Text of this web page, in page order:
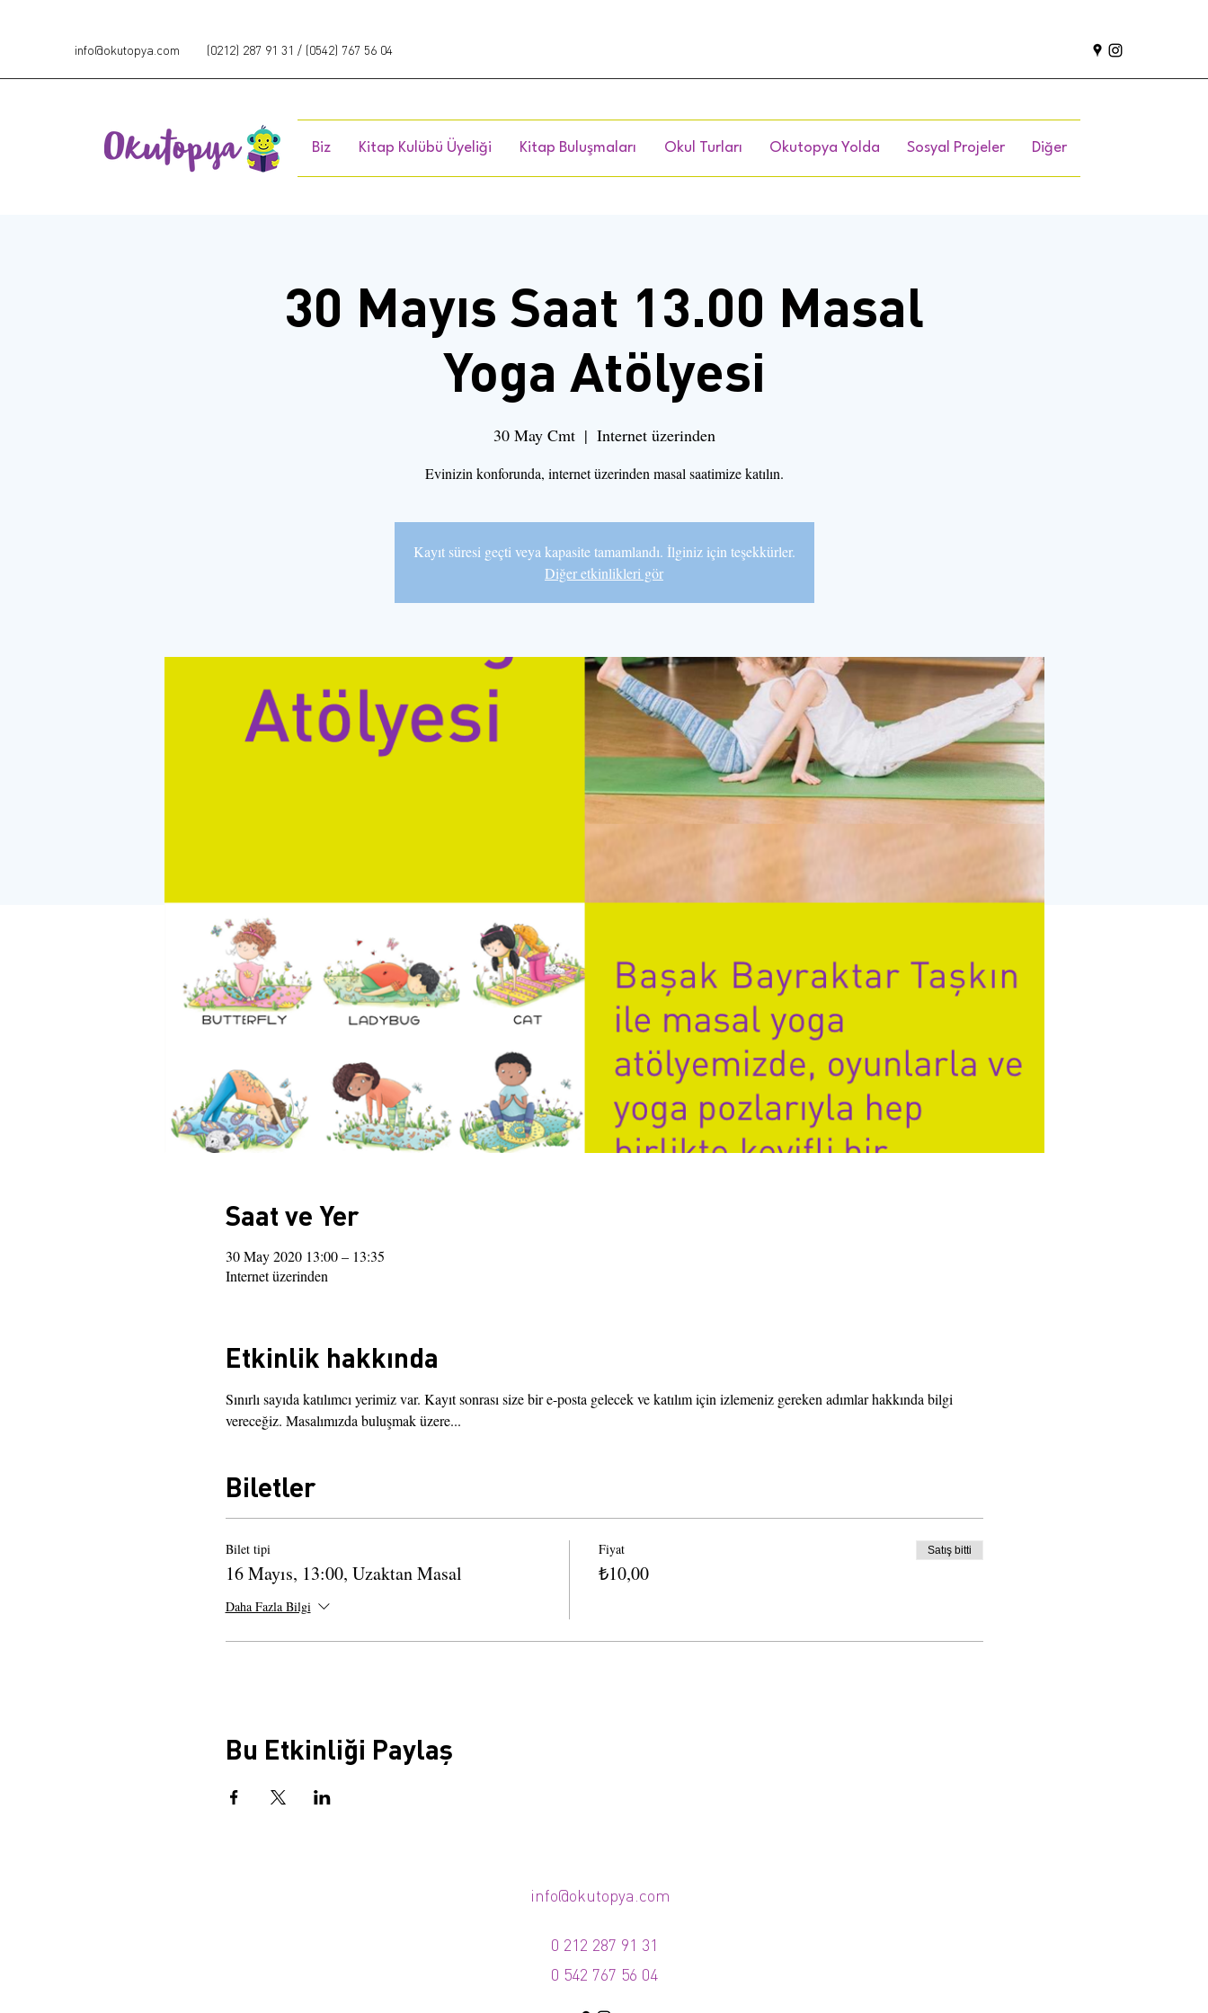
info@okutopya.com (0212) 287 91 31 / (0542) 767 56 04
Biz Kitap Kulübü Üyeliği Kitap Buluşmaları Okul Turları Okutopya Yolda Sosyal Projeler Diğer
30 Mayıs Saat 13.00 Masal
Yoga Atölyesi
30 May Cmt
  |
Internet üzerinden
Evinizin konforunda, internet üzerinden masal saatimize katılın.
Kayıt süresi geçti veya kapasite tamamlandı. İlginiz için teşekkürler.
Diğer etkinlikleri gör
Saat ve Yer
30 May 2020 13:00 – 13:35
Internet üzerinden
Etkinlik hakkında
Sınırlı sayıda katılımcı yerimiz var. Kayıt sonrası size bir e-posta gelecek ve katılım için izlemeniz gereken adımlar hakkında bilgi
vereceğiz. Masalımızda buluşmak üzere...
Biletler
Bilet tipi
16 Mayıs, 13:00, Uzaktan Masal
Daha Fazla Bilgi
Fiyat
₺10,00
Satış bitti
Bu Etkinliği Paylaş
info@okutopya.com
0 212 287 91 31
0 542 767 56 04